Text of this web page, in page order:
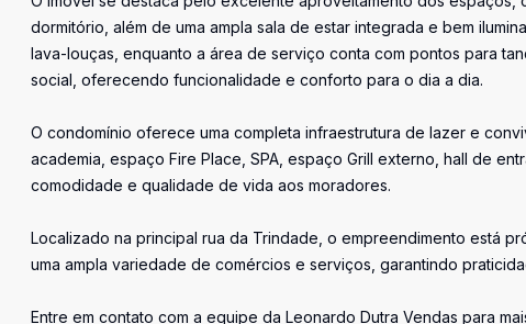
dormitório, além de uma ampla sala de estar integrada e bem
lava-louças, enquanto a área de serviço conta com pontos para
social, oferecendo funcionalidade e conforto para o dia a dia.
O condomínio oferece uma completa infraestrutura de lazer e
academia, espaço Fire Place, SPA, espaço Grill externo, hall de
comodidade e qualidade de vida aos moradores.
Localizado na principal rua da Trindade, o empreendimento está
uma ampla variedade de comércios e serviços, garantindo
Entre em contato com a equipe da Leonardo Dutra Vendas para